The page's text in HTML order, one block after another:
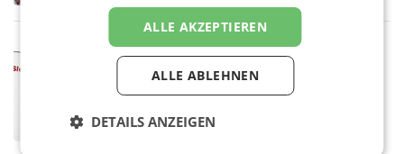
einem Plus von 3,8 Prozent gegenüber dem
Vergleichszeitraum
ProSiebenSat.1 spart und macht
überraschend viel Gewinn
UNTERFÖHRING/MAILAND/AMSTERDAM. Der
Fernsehkonzern ProSiebenSat.1 hat im
Frühjahr dank Kostensenkungen operativ
ALLE AKZEPTIEREN
ALLE ABLEHNEN
DETAILS ANZEIGEN